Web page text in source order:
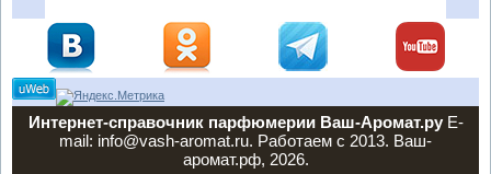
Интернет-справочник парфюмерии Ваш-Аромат.руE-
mail: info@vash-aromat.ru. Работаем с 2013. Ваш-
аромат.рф, 2026.